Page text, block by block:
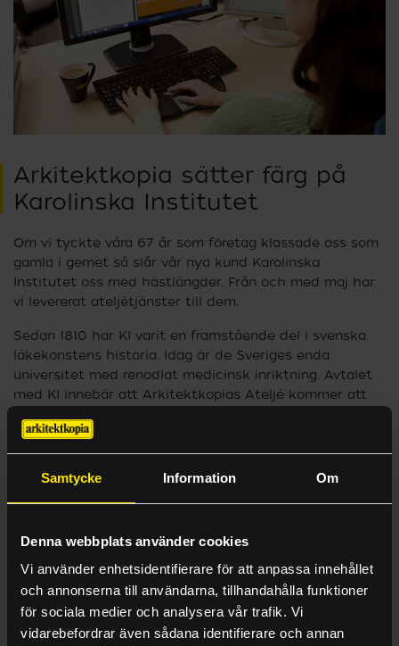
Samtycke Information Om
Denna webbplats använder cookies
Vi använder enhetsidentifierare för att anpassa innehållet
och annonserna till användarna, tillhandahålla funktioner
för sociala medier och analysera vår trafik. Vi
vidarebefordrar även sådana identifierare och annan
Arkitektkopia sätter färg på
Karolinska Institutet
Om vi tyckte våra 67 år som företag klassade oss som
gamla i gemet så slår vår nya kund Karolinska
Institutet oss med hästlängder. Från och med maj har
vi levererat ateljétjänster till dem.
Sedan 1810 har KI varit en framstående del i svenska
läkekonstens historia. Idag är de Sveriges enda
universitet med renodlat medicinsk inriktning. Avtalet
med KI innebär att Arkitektkopias Ateljé kommer att
kommunikationsavdelning. Det handlar om att ta fram
allt från annonser och affischer till broschyrer och
rollups enligt KI:s grafiska profil. Avtalet omfattar även
möjlighet att leverera ateljétjänster till Karolinska
Institutet.
Anders Geralf, Försäljningschef, Arkitektkopia
Stockholm.
E-handel
Offert
Produkter
Tjänster
Ritningsbeställning